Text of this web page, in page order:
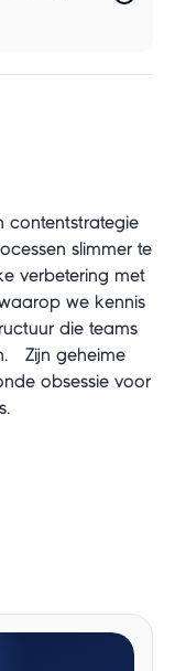
contentstrategie
slimmer te
verbetering met
we kennis
die teams
Zijn geheime
obsessie voor